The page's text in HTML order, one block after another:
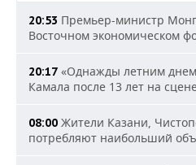
20:53 Премьер-министр
Восточном экономическом
20:17 «Однажды летним
Камала после 13 лет на
08:00 Жители Казани,
потребляют наибольший